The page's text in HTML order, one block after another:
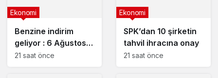
Benzine indirim
geliyor : 6 Ağustos
2026 güncel
Ekonomi
21 saat önce
SPK’dan 10 şirketin
tahvil ihracına onay
Ekonomi
21 saat önce